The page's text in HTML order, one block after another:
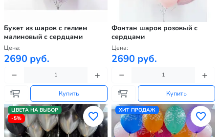
Букет из шаров с гелием
малиновый с сердцами
Цена:
2690 руб.
Купить
Фонтан шаров розовый с
сердцами
Цена:
2690 руб.
Купить
ЦВЕТА НА ВЫБОР
-5%
ХИТ ПРОДАЖ